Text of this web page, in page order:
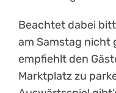
Beachtet dabei
am Samstag nicht
empfiehlt den
Marktplatz zu